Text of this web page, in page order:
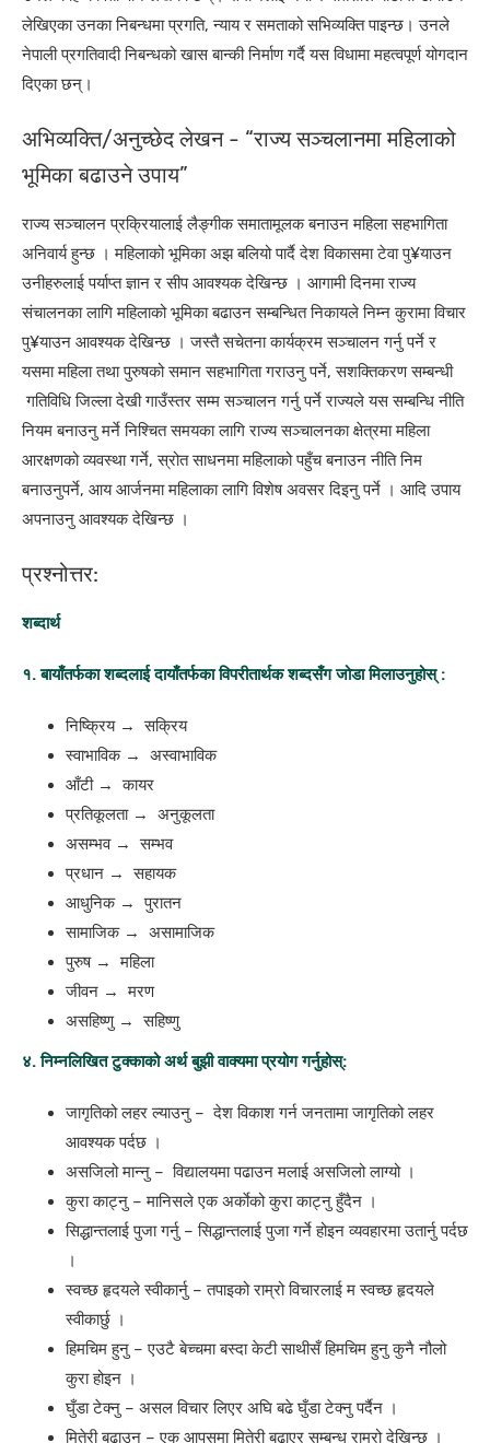
लेखिएका उनका निबन्धमा प्रगति, न्याय र समताको सभिव्यक्ति पाइन्छ। उनले
नेपाली प्रगतिवादी निबन्धको खास बान्की निर्माण गर्दै यस विधामा महत्वपूर्ण योगदान
दिएका छन्।
अभिव्यक्ति/अनुच्छेद लेखन - “राज्य सञ्चलानमा महिलाको
भूमिका बढाउने उपाय”
राज्य सञ्चालन प्रक्रियालाई लैङ्गीक समातामूलक बनाउन महिला सहभागिता
अनिवार्य हुन्छ । महिलाको भूमिका अझ बलियो पार्दै देश विकासमा टेवा पु¥याउन
उनीहरुलाई पर्याप्त ज्ञान र सीप आवश्यक देखिन्छ । आगामी दिनमा राज्य
संचालनका लागि महिलाको भूमिका बढाउन सम्बन्धित निकायले निम्न कुरामा विचार
पु¥याउन आवश्यक देखिन्छ । जस्तै सचेतना कार्यक्रम सञ्चालन गर्नु पर्ने र
यसमा महिला तथा पुरुषको समान सहभागिता गराउनु पर्ने, सशक्तिकरण सम्बन्धी
गतिविधि जिल्ला देखी गाउँस्तर सम्म सञ्चालन गर्नु पर्ने राज्यले यस सम्बन्धि नीति
नियम बनाउनु मर्ने निश्चित समयका लागि राज्य सञ्चालनका क्षेत्रमा महिला
आरक्षणको व्यवस्था गर्ने, स्रोत साधनमा महिलाको पहुँच बनाउन नीति निम
बनाउनुपर्ने, आय आर्जनमा महिलाका लागि विशेष अवसर दिइनु पर्ने । आदि उपाय
अपनाउनु आवश्यक देखिन्छ ।
प्रश्नोत्तर:
शब्दार्थ
१. बायाँतर्फका शब्दलाई दायाँतर्फका विपरीतार्थक शब्दसँग जोडा मिलाउनुहोस् :
निष्क्रिय → ​ सक्रिय
स्वाभाविक → ​ अस्वाभाविक
आँटी → ​ कायर
प्रतिकूलता → ​ अनुकूलता
असम्भव → ​ सम्भव
प्रधान → ​ सहायक
आधुनिक → ​ पुरातन
सामाजिक → ​ असामाजिक
पुरुष → ​ महिला
जीवन → ​ मरण
असहिष्णु → ​ सहिष्णु
४. निम्नलिखित टुक्काको अर्थ बुझी वाक्यमा प्रयोग गर्नुहोस्:
जागृतिको लहर ल्याउनु – देश विकाश गर्न जनतामा जागृतिको लहर
आवश्यक पर्दछ ।
असजिलो मान्नु – विद्यालयमा पढाउन मलाई असजिलो लाग्यो ।
कुरा काट्नु – मानिसले एक अर्काेको कुरा काट्नु हुँदैन ।
सिद्धान्तलाई पुजा गर्नु – सिद्धान्तलाई पुजा गर्ने होइन व्यवहारमा उतार्नु पर्दछ
।
स्वच्छ हृदयले स्वीकार्नु – तपाइको राम्रो विचारलाई म स्वच्छ हृदयले
स्वीकार्छु ।
हिमचिम हुनु – एउटै बेच्चमा बस्दा केटी साथीसँ हिमचिम हुनु कुनै नौलो
कुरा होइन ।
घुँडा टेक्नु – असल विचार लिएर अघि बढे घुँडा टेक्नु पर्दैन ।
मितेरी बढाउनु – एक आपसमा मितेरी बढाएर सम्बन्ध राम्रो देखिन्छ ।